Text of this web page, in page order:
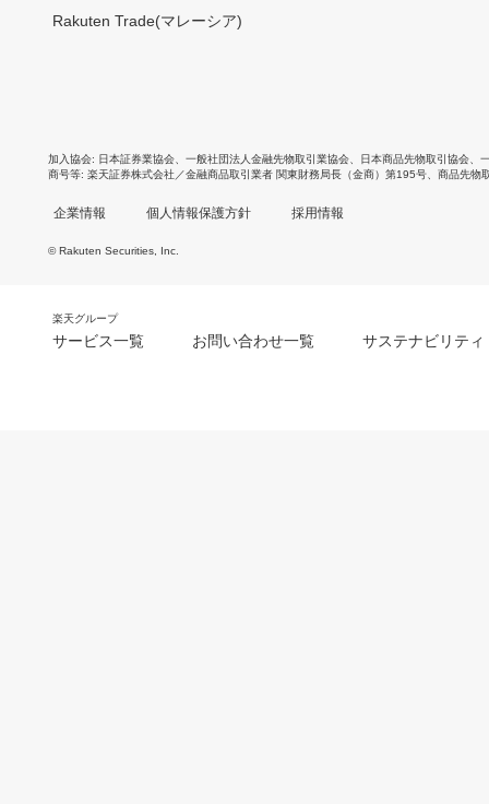
Rakuten Trade(マレーシア)
加入協会 日本証券業協会 一般社団法人金融先物取引業協会 日本商品先物取引協会
商号等 楽天証券株式会社／金融商品取引業者 関東財務局長（金商）第195号、商品先物
企業情報 個人情報保護方針 採用情報
© Rakuten Securities, Inc.
楽天グループ
サービス一覧 お問い合わせ一覧 サステナビリティ